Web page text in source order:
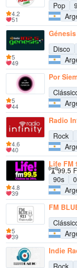
Pop
4.2
51
Disco
5
49
Por
5
44
Radio
Rock
4.6
40
Life FM
99.5
90s
4.8
39
FM
5
39
Indie
Rock